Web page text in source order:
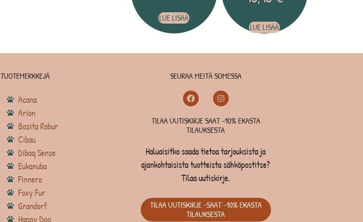
LUE LISÄÄ
LUE LISÄÄ
TUOTEMERKKEJÄ
Acana
Arion
Bozita Robur
Cibau
Dibaq Sense
Eukanuba
Finnero
Foxy Fur
Grandorf
Happy Dog
SEURAA MEITÄ SOMESSA
TILAA UUTISKIRJE SAAT -10% EKASTA
TILAUKSESTA
Haluaisitko saada tietoa tarjouksista ja
ajankohtaisista tuotteista sähköpostitse?
Tilaa uutiskirje.
TILAA UUTISKIRJE -SAAT -10% EKASTA
TILAUKSESTA